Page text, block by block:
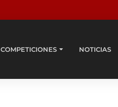
COMPETICIONES NOTICIAS